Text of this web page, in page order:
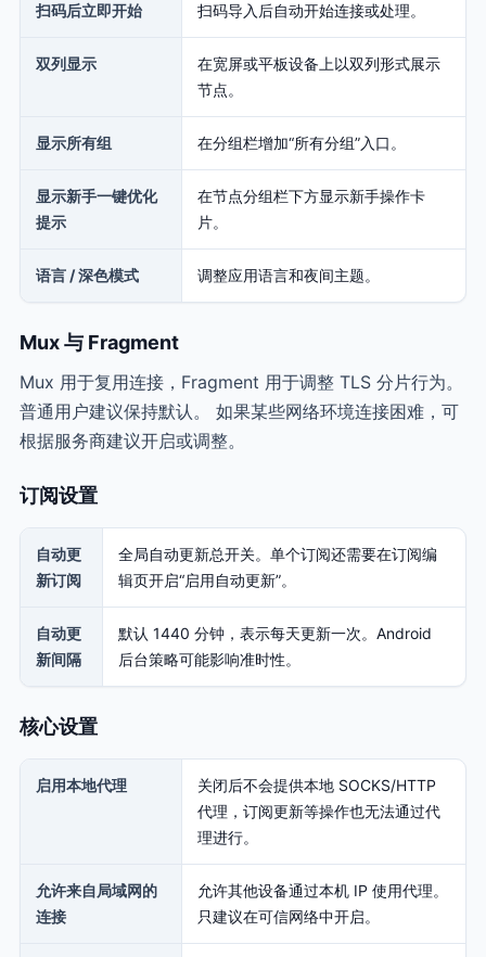
扫码后立即开始 扫码导入后自动开始连接或处理。
双列显示
在宽屏或平板设备上以双列形式展示
节点。
显示所有组 在分组栏增加“所有分组”入口。
显示新手一键优化
提示
在节点分组栏下方显示新手操作卡
片。
语言 / 深色模式 调整应用语言和夜间主题。
Mux 与 Fragment
Mux 用于复用连接，Fragment 用于调整 TLS 分片行为。
普通用户建议保持默认。 如果某些网络环境连接困难，可
根据服务商建议开启或调整。
订阅设置
自动更
新订阅
全局自动更新总开关。单个订阅还需要在订阅编
辑页开启“启用自动更新”。
自动更
新间隔
默认 1440 分钟，表示每天更新一次。Android
后台策略可能影响准时性。
核心设置
启用本地代理
关闭后不会提供本地 SOCKS/HTTP
代理，订阅更新等操作也无法通过代
理进行。
允许来自局域网的
连接
允许其他设备通过本机 IP 使用代理。
只建议在可信网络中开启。